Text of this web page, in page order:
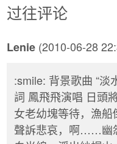
过往评论
Lenie (2010-06-28
:smile: 背景歌曲 “淡
詞 鳳飛飛演唱 日頭
女老幼塊等待，漁
聲訴悲哀，啊……幽